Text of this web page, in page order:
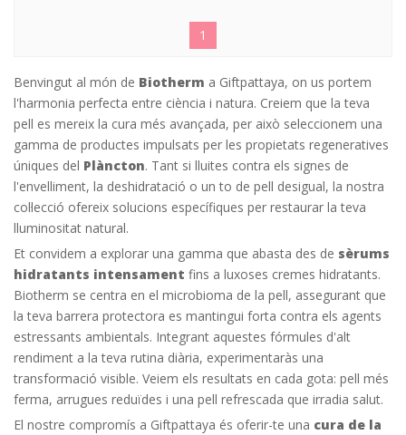
1
Benvingut al món de Biotherm a Giftpattaya, on us portem
l'harmonia perfecta entre ciència i natura. Creiem que la teva
pell es mereix la cura més avançada, per això seleccionem una
gamma de productes impulsats per les propietats regeneratives
úniques del Plàncton. Tant si lluites contra els signes de
l'envelliment, la deshidratació o un to de pell desigual, la nostra
col·lecció ofereix solucions específiques per restaurar la teva
lluminositat natural.
Et convidem a explorar una gamma que abasta des de sèrums
hidratants intensament fins a luxoses cremes hidratants.
Biotherm se centra en el microbioma de la pell, assegurant que
la teva barrera protectora es mantingui forta contra els agents
estressants ambientals. Integrant aquestes fórmules d'alt
rendiment a la teva rutina diària, experimentaràs una
transformació visible. Veiem els resultats en cada gota: pell més
ferma, arrugues reduïdes i una pell refrescada que irradia salut.
El nostre compromís a Giftpattaya és oferir-te una cura de la